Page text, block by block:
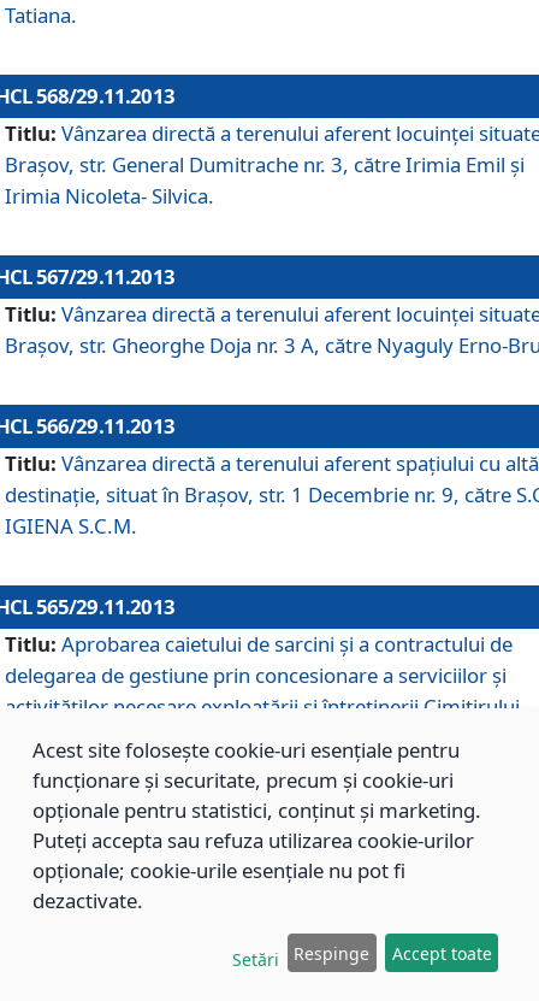
Tatiana.
568/29.11.2013
Titlu: Vânzarea directă a terenului aferent locuinţei
Braşov, str. General Dumitrache nr. 3, către Irimia Emil şi
Irimia Nicoleta- Silvica.
567/29.11.2013
Titlu: Vânzarea directă a terenului aferent locuinţei
Braşov, str. Gheorghe Doja nr. 3 A, către Nyaguly Erno-
566/29.11.2013
Titlu: Vânzarea directă a terenului aferent spaţiului cu altă
destinaţie, situat în Braşov, str. 1 Decembrie nr. 9, către
IGIENA S.C.M.
565/29.11.2013
Titlu: Aprobarea caietului de sarcini şi a contractului de
delegarea de gestiune prin concesionare a serviciilor şi
activităţilor necesare exploatării şi întreţinerii Cimitirului
Municipal Braşov situat în str. Dimitrie Anghel nr. 19.
564/29.11.2013
Titlu: Completarea şi modificarea H.C.L. nr. 446/2013,
care s-a aprobat studiul de fundamentare pentru
Acest site folosește cookie-uri esențiale pentru
funcționare și securitate, precum și cookie-uri
opționale pentru statistici, conținut și marketing.
Puteți accepta sau refuza utilizarea cookie-urilor
opționale; cookie-urile esențiale nu pot fi
dezactivate.
Setări Respinge Accept toate